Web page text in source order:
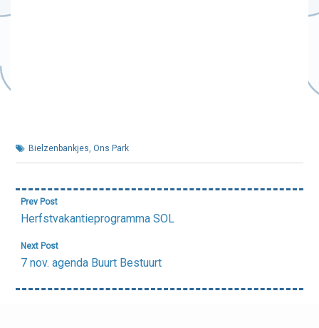
Bielzenbankjes Ons Park
Bericht
navigatie
Prev Post
Herfstvakantieprogramma SOL
Next Post
7 nov. agenda Buurt Bestuurt